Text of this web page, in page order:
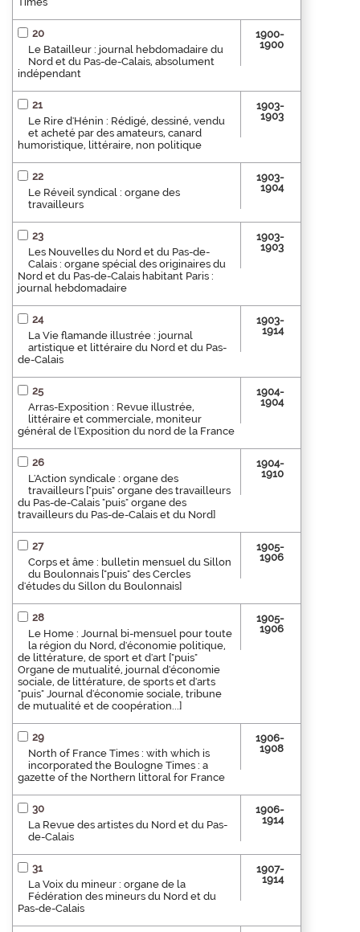
20
Le Batailleur : journal hebdomadaire du
Nord et du Pas-de-Calais, absolument
indépendant
1900-
1900
21
Le Rire d'Hénin : Rédigé, dessiné, vendu
et acheté par des amateurs, canard
humoristique, littéraire, non politique
1903-
1903
22
Le Réveil syndical : organe des
travailleurs
1903-
1904
23
Les Nouvelles du Nord et du Pas-de-
Calais : organe spécial des originaires du
Nord et du Pas-de-Calais habitant Paris :
journal hebdomadaire
1903-
1903
24
La Vie flamande illustrée : journal
artistique et littéraire du Nord et du Pas-
de-Calais
1903-
1914
25
Arras-Exposition : Revue illustrée,
littéraire et commerciale, moniteur
général de l'Exposition du nord de la France
1904-
1904
26
L'Action syndicale : organe des
travailleurs ["puis" organe des travailleurs
du Pas-de-Calais "puis" organe des
travailleurs du Pas-de-Calais et du Nord]
1904-
1910
27
Corps et âme : bulletin mensuel du Sillon
du Boulonnais ["puis" des Cercles
d'études du Sillon du Boulonnais]
1905-
1906
28
Le Home : Journal bi-mensuel pour toute
la région du Nord, d'économie politique,
de littérature, de sport et d'art ["puis"
Organe de mutualité, journal d'économie
sociale, de littérature, de sports et d'arts
"puis" Journal d'économie sociale, tribune
de mutualité et de coopération...]
1905-
1906
29
North of France Times : with which is
incorporated the Boulogne Times : a
gazette of the Northern littoral for France
1906-
1908
30
La Revue des artistes du Nord et du Pas-
de-Calais
1906-
1914
31
La Voix du mineur : organe de la
Fédération des mineurs du Nord et du
Pas-de-Calais
1907-
1914